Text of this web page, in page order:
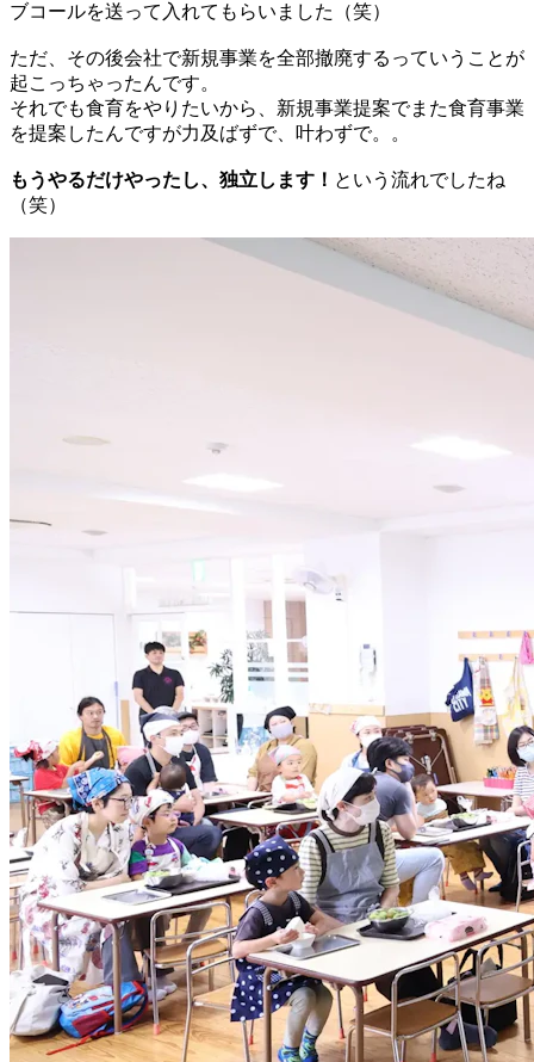
ブコールを送って入れてもらいました（笑）
ただ、その後会社で新規事業を全部撤廃するっていうことが
起こっちゃったんです。
それでも食育をやりたいから、新規事業提案でまた食育事業
を提案したんですが力及ばずで、叶わずで。。
もうやるだけやったし、独立します！ という流れでしたね
（笑）